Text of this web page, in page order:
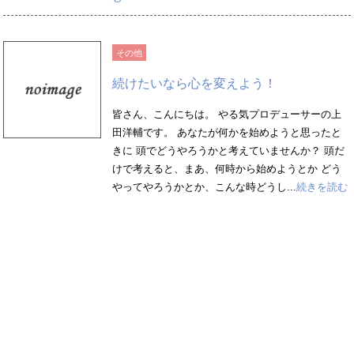
その他
続けたいなら心を変えよう！
皆さん、こんにちは。 やる気プロデューサーの上
田洋輔です。 あなたが何かを始めようと思ったと
きに 頭でどうやろうかと考えていませんか？ 頭だ
けで考えると、まあ、何時から始めようとか どう
やってやろうかとか、こんな時どうし... 続きを読む